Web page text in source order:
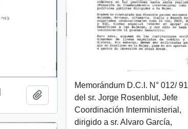
Add to clipboard
Memorándum D.C.I. N° 012/ 91
del sr. Jorge Rosenblut, Jefe
Coordinación Interministerial,
dirigido a sr. Alvaro García,